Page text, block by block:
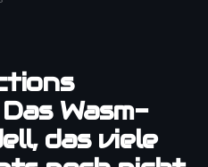
Wasm-
das viele